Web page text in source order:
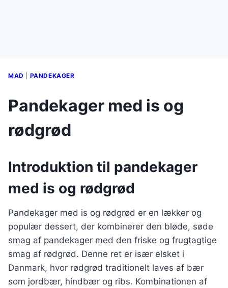
MAD PANDEKAGER
Pandekager med is og
rødgrød
Introduktion til pandekager
med is og rødgrød
Pandekager med is og rødgrød er en lækker og
populær dessert, der kombinerer den bløde, søde
smag af pandekager med den friske og frugtagtige
smag af rødgrød. Denne ret er især elsket i
Danmark, hvor rødgrød traditionelt laves af bær
som jordbær, hindbær og ribs. Kombinationen af